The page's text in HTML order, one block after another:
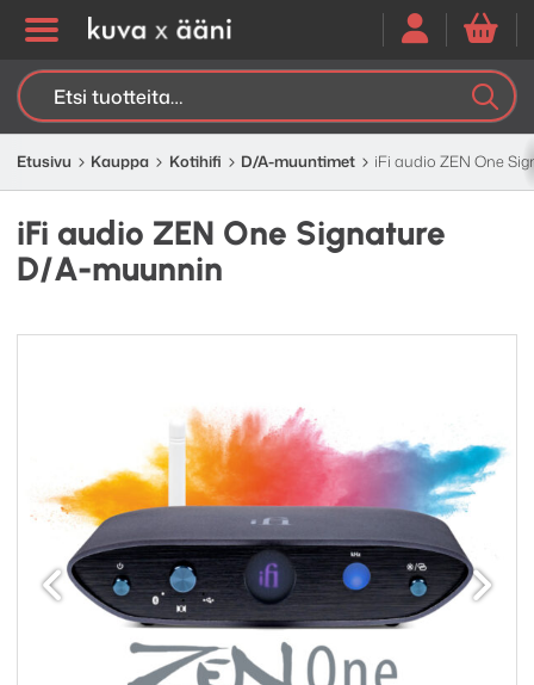
Etsi:
Etusivu Kauppa Kotihifi D/A-muuntimet iFi audio ZEN One
iFi audio ZEN One Signature
D/A-muunnin
Edellinen